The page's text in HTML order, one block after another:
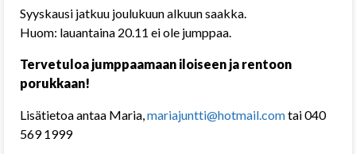
Syyskausi jatkuu joulukuun alkuun saakka.
Huom: lauantaina 20.11 ei ole jumppaa.
Tervetuloa jumppaamaan iloiseen ja rentoon
porukkaan!
Lisätietoa antaa Maria,mariajuntti@hotmail.comtai 040
569 1999